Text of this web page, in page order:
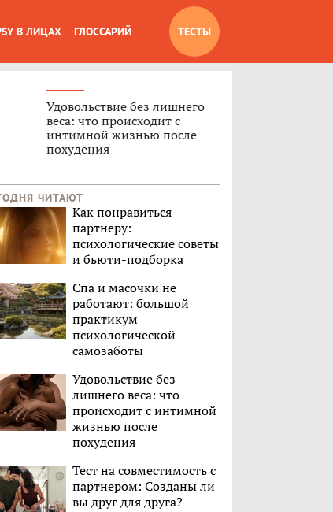
В ЛИЦАХ ГЛОССАРИЙ ТЕСТЫ
Удовольствие без лишнего
веса: что происходит с
интимной жизнью после
похудения
ЧИТАЮТ
Как понравиться
партнеру:
психологические советы
и бьюти-подборка
Спа и масочки не
работают: большой
практикум
психологической
самозаботы
Удовольствие без
лишнего веса: что
происходит с интимной
жизнью после
похудения
Тест на совместимость с
партнером: Созданы ли
вы друг для друга?